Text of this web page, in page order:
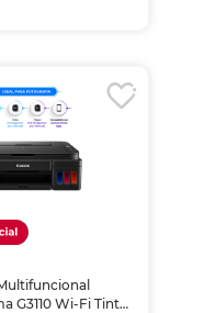
G3110 Wi-Fi Tinta